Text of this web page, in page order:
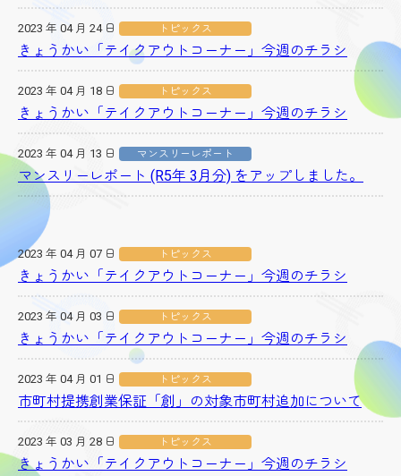
2023 年 04 月 24 日 トピックス
きょうかい「テイクアウトコーナー」今週のチラシ
2023 年 04 月 18 日 トピックス
きょうかい「テイクアウトコーナー」今週のチラシ
2023 年 04 月 13 日 マンスリーレポート
マンスリーレポート (R5年 3月分) をアップしました。
2023 年 04 月 07 日 トピックス
きょうかい「テイクアウトコーナー」今週のチラシ
2023 年 04 月 03 日 トピックス
きょうかい「テイクアウトコーナー」今週のチラシ
2023 年 04 月 01 日 トピックス
市町村提携創業保証「創」の対象市町村追加について
2023 年 03 月 28 日 トピックス
きょうかい「テイクアウトコーナー」今週のチラシ